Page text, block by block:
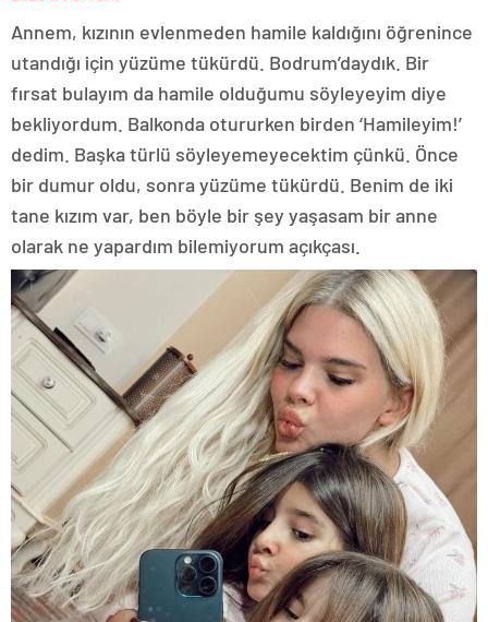
Annem, kızının evlenmeden hamile kaldığını öğrenince
utandığı için yüzüme tükürdü. Bodrum’daydık. Bir
fırsat bulayım da hamile olduğumu söyleyeyim diye
bekliyordum. Balkonda otururken birden ‘Hamileyim!’
dedim. Başka türlü söyleyemeyecektim çünkü. Önce
bir dumur oldu, sonra yüzüme tükürdü. Benim de iki
tane kızım var, ben böyle bir şey yaşasam bir anne
olarak ne yapardım bilemiyorum açıkçası.